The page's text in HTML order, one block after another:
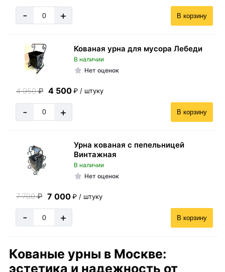
- + В корзину
Кованая урна для мусора Лебеди
В наличии
Нет оценок
4 950₽ 4 500 ₽ / штуку
- + В корзину
Урна кованая с пепельницей
Винтажная
В наличии
Нет оценок
7 700₽ 7 000 ₽ / штуку
- + В корзину
Кованые урны в Москве:
эстетика и надежность от